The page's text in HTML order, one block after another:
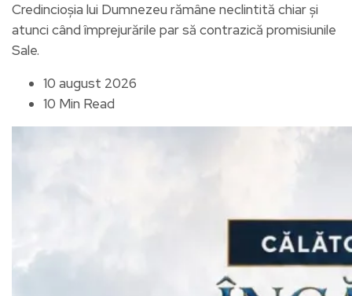
Credincioșia lui Dumnezeu rămâne neclintită chiar și
atunci când împrejurările par să contrazică promisiunile
Sale.
10 august 2026
10 Min Read